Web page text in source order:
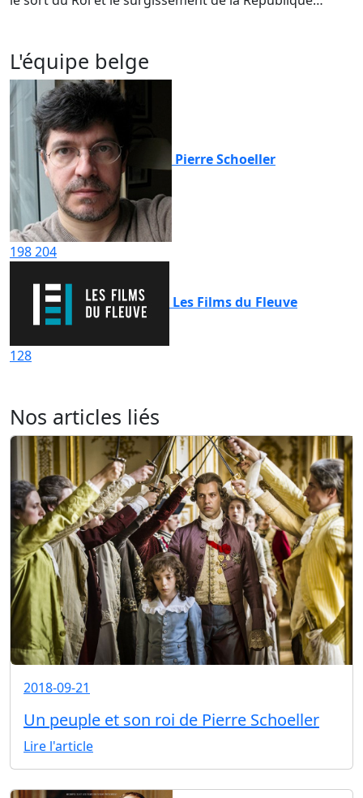
L'équipe belge
Pierre Schoeller
198204
Les Films du Fleuve
128
Nos articles liés
2018-09-21
Un peuple et son roi de Pierre Schoeller
Lire l'article